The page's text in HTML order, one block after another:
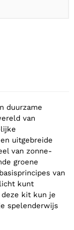
duurzame
van
uitgebreide
van zonne-
groene
van
kunt
kit kun je
spelenderwijs